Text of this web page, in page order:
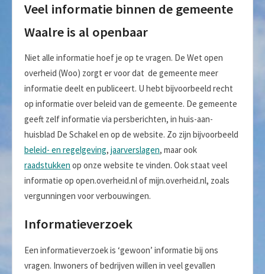
Veel informatie binnen de gemeente
Waalre is al openbaar
Niet alle informatie hoef je op te vragen. De Wet open
overheid (Woo) zorgt er voor dat de gemeente meer
informatie deelt en publiceert. U hebt bijvoorbeeld recht
op informatie over beleid van de gemeente. De gemeente
geeft zelf informatie via persberichten, in huis-aan-
huisblad De Schakel en op de website. Zo zijn bijvoorbeeld
beleid- en regelgeving, jaarverslagen, maar ook
raadstukken op onze website te vinden. Ook staat veel
informatie op open.overheid.nl of mijn.overheid.nl, zoals
vergunningen voor verbouwingen.
Informatieverzoek
Een informatieverzoek is ‘gewoon’ informatie bij ons
vragen. Inwoners of bedrijven willen in veel gevallen